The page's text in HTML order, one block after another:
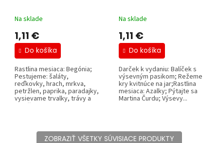
Na sklade
1,11 €
Do košíka
Rastlina mesiaca: Begónia;
Pestujeme: šaláty,
reďkovky, hrach, mrkva,
petržlen, paprika, paradajky,
vysievame trvalky, trávy a
letničky,...
Na sklade
1,11 €
Do košíka
Darček k vydaniu: Balíček s
výsevným pasikom; Režeme
kry kvitnúce na jar;Rastlina
mesiaca: Azalky; Pýtajte sa
Martina Čurdu; Výsevy...
ZOBRAZIŤ VŠETKY SÚVISIACE PRODUKTY